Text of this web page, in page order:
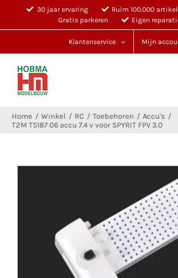
30 jaar ervaring
Ruim 100.000
Gratis parkeren
Eigen
Klantenservice Mijn
Home Winkel RC Toebehoren
Accu's
T2M T5187 06 accu 7.4 v voor SPYRIT FPV 3.0